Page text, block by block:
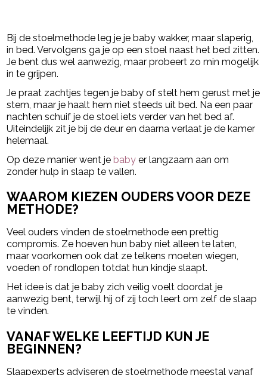
Bij de stoelmethode leg je je baby wakker, maar slaperig,
in bed. Vervolgens ga je op een stoel naast het bed zitten.
Je bent dus wel aanwezig, maar probeert zo min mogelijk
in te grijpen.
Je praat zachtjes tegen je baby of stelt hem gerust met je
stem, maar je haalt hem niet steeds uit bed. Na een paar
nachten schuif je de stoel iets verder van het bed af.
Uiteindelijk zit je bij de deur en daarna verlaat je de kamer
helemaal.
Op deze manier went je baby er langzaam aan om
zonder hulp in slaap te vallen.
WAAROM KIEZEN OUDERS VOOR DEZE
METHODE?
Veel ouders vinden de stoelmethode een prettig
compromis. Ze hoeven hun baby niet alleen te laten,
maar voorkomen ook dat ze telkens moeten wiegen,
voeden of rondlopen totdat hun kindje slaapt.
Het idee is dat je baby zich veilig voelt doordat je
aanwezig bent, terwijl hij of zij toch leert om zelf de slaap
te vinden.
VANAF WELKE LEEFTIJD KUN JE
BEGINNEN?
Slaapexperts adviseren de stoelmethode meestal vanaf